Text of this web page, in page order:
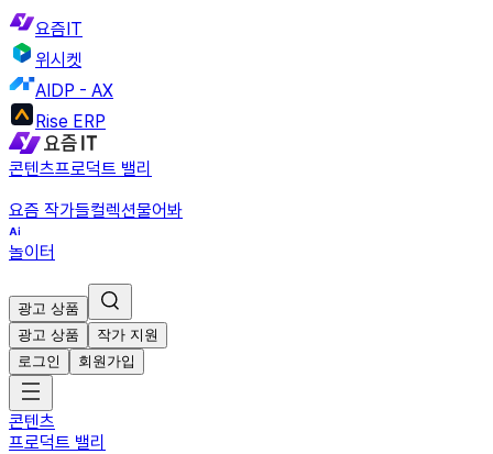
요즘IT
위시켓
AIDP - AX
Rise ERP
콘텐츠프로덕트 밸리
요즘 작가들컬렉션물어봐
놀이터
광고 상품
광고 상품
작가 지원
로그인
회원가입
콘텐츠
프로덕트 밸리